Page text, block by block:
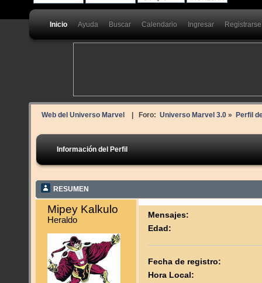
Inicio Ayuda Buscar Calendario Ingresar Registrarse
Web del Universo Marvel | Foro: Universo Marvel 3.0» Perfil
Información del Perfil
RESUMEN
Mipey Kalkulo
Heraldo
Mensajes:
Edad:
Fecha de registro:
Hora Local: